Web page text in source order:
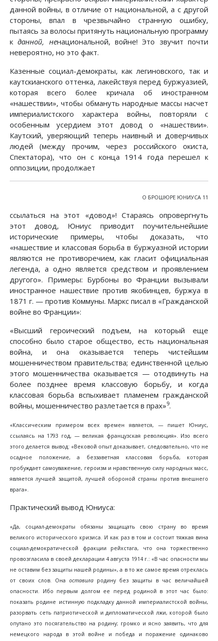
данной войны, в отличие от национальной, а с другой
стороны, впал в чрезвычайно странную ошибку,
пытаясь за волосы притянуть национальную программу
кданной, ненациональной, войне! Это звучит почти
невероятно, но это факт.
Казенные социал-демократы, как легиновского, так и
каутскианского оттенка, лакействуя перед буржуазией,
которая всего более кричала об иностранном
«нашествии», чтобы обмануть народные массы насчет
империалистского характера войны, повторяли с
особенным усердием этот довод о «нашествии».
Каутский, уверяющий теперь наивный и доверчивых
людей (между прочим, через российского окиста,
Спектатора), что он с конца 1914 года перешел к
оппозиции, продолжает
О БРОШЮРЕ ЮНИУСА 11
ссылаться на этот «довод»! Стараясь опровергнуть
этот довод, Юниус приводит поучительнейшие
исторические примеры, чтобы доказать, что
«нашествие и классовая борьба в буржуазной истории
являются не противоречием, как гласит официальная
легенда, а одно является средством и проявлением
другого». Примеры: Бурбоны во Франции вызывали
иностранное нашествие против якобинцев, буржуа в
1871 г. — против Коммуны. Маркс писал в «Гражданской
войне во Франции»:
«Высший героический подъем, на который еще
способно было старое общество, есть национальная
война, и она оказывается теперь чистейшим
мошенничеством правительства; единственной целью
этого мошенничества оказывается — отодвинуть на
более позднее время классовую борьбу, и когда
классовая борьба вспыхивает пламенем гражданской
войны, мошенничество разлетается в прах»9.
«Классическим примером всех времен является, — пишет Юниус,
ссылаясь на 1793 год, — великая французская революция». Изо всего
этого делается вывод: «Вековой опыт доказывает, следовательно, что не
осадное положение, а беззаветная классовая борьба, которая
пробуждает самоуважение, героизм и нравственную силу народных масс,
является лучшей защитой, лучшей обороной страны против внешнего
врага».
Практический вывод Юниуса:
«Да, социал-демократы обязаны защищать свою страну во время
великого исторического кризиса. И как раз в том и состоит тяжкая вина
социал-демократической фракции рейхстага, что она торжественно
провозгласила в своей декларации 4 августа 1914 г.: «В час опасности мы
не оставим без защиты нашей родины», а в то же самое время отреклась
от своих слов. Она оставила родину без защиты в час величайшей
опасности. Ибо первым долгом ее перед родиной в этот час было:
показать родине истинную подкладку данной империалистской войны,
разорвать сеть патриотической и дипломатической лжи, которой было
опутано это посягательство на родину; громко и ясно заявить, что для
немецкого народа в этой войне и победа и поражение одинаково